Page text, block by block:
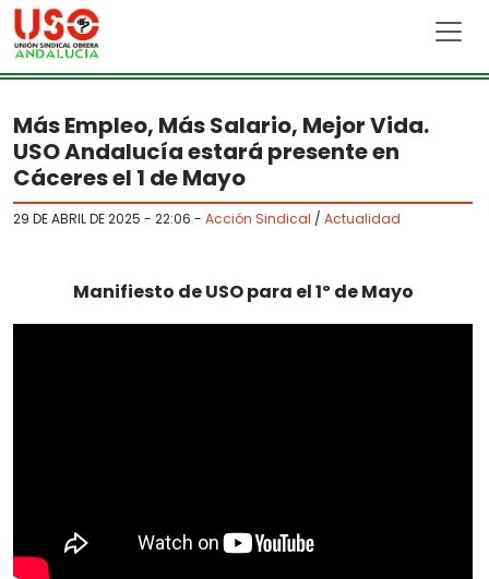
Skip to main content
Más Empleo, Más Salario, Mejor Vida.
USO Andalucía estará presente en
Cáceres el 1 de Mayo
29 DE ABRIL DE 2025 - 22:06 - Acción Sindical / Actualidad
Manifiesto de USO para el 1º de Mayo